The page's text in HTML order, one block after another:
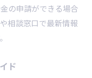
の申請ができる場合
相談窓口で最新情報
ド